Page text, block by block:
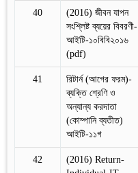
40
(2016) জীবন যাপন
সংশ্লিষ্ট ব্যয়ের বিবরণী-
আইটি-১০বিবি২০১৬
(pdf)
41
রিটার্ন (আগের ফরম)-
ব্যক্তি শ্রেণি ও
অন্যান্য করদাতা
(কোম্পানি ব্যতীত)
আইটি-১১গ
42
(2016) Return-